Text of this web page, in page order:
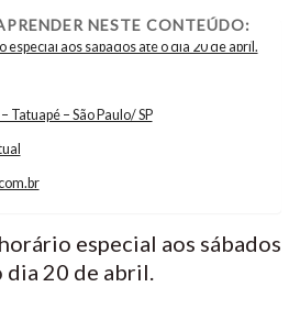
NESTE CONTEÚDO:
especial aos sábados até o dia 20 de abril.
Tatuapé – São Paulo/ SP
especial aos sábados
dia 20 de abril.